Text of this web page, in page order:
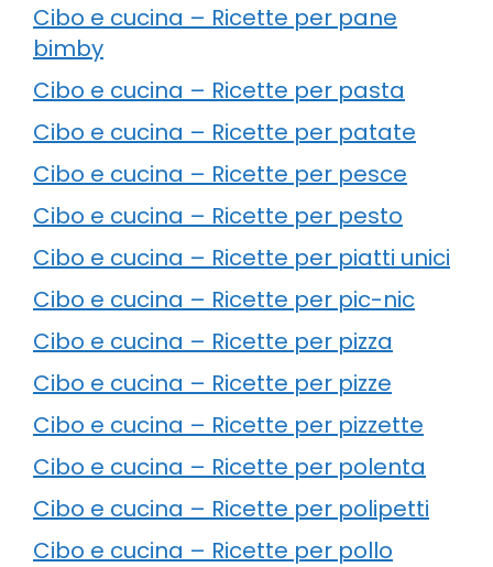
Cibo e cucina – Ricette per pane
bimby
Cibo e cucina – Ricette per pasta
Cibo e cucina – Ricette per patate
Cibo e cucina – Ricette per pesce
Cibo e cucina – Ricette per pesto
Cibo e cucina – Ricette per piatti unici
Cibo e cucina – Ricette per pic-nic
Cibo e cucina – Ricette per pizza
Cibo e cucina – Ricette per pizze
Cibo e cucina – Ricette per pizzette
Cibo e cucina – Ricette per polenta
Cibo e cucina – Ricette per polipetti
Cibo e cucina – Ricette per pollo